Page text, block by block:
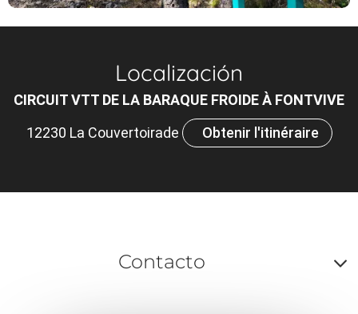
Localización
CIRCUIT VTT DE LA BARAQUE FROIDE À FONTVIVE
12230 La Couvertoirade
Obtenir l'itinéraire
Contacto